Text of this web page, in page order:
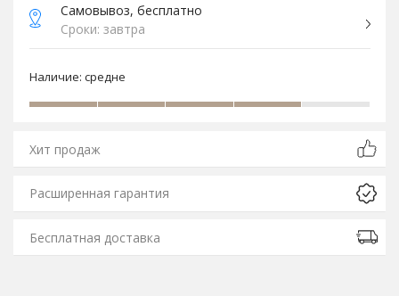
Самовывоз, бесплатно
Сроки: завтра
Наличие: средне
Хит продаж
Расширенная гарантия
Бесплатная доставка